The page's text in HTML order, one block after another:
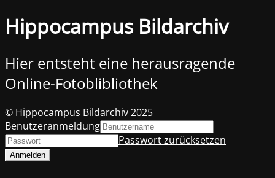
Hippocampus Bildarchiv
Hier entsteht eine herausragende
Online-Fotoblibliothek
© Hippocampus Bildarchiv 2025
Benutzeranmeldung
Passwort zurücksetzen